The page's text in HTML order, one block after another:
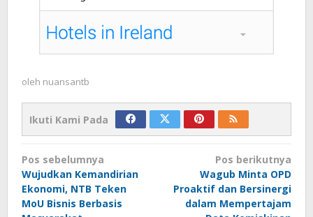
oleh nuansantb
Ikuti Kami Pada
Navigasi
pos
Pos sebelumnya
Wujudkan Kemandirian
Ekonomi, NTB Teken
MoU Bisnis Berbasis
Pos berikutnya
Wagub Minta OPD
Proaktif dan Bersinergi
dalam Mempertajam